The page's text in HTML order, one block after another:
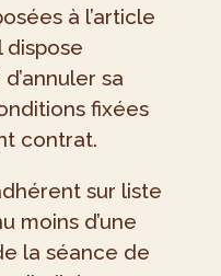
à l’article
dispose
sa
fixées
contrat.
sur liste
moins d’une
la séance de